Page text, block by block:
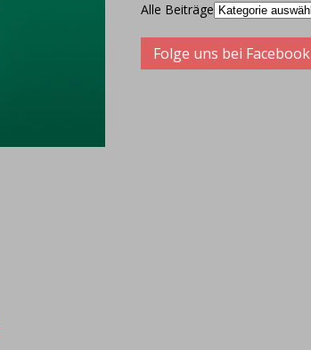
Alle Beiträge
Folge uns bei Facebook